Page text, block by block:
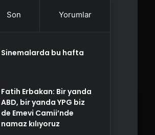
Son Yorumlar
Sinemalarda bu hafta
Fatih Erbakan: Bir yanda
ABD, bir yanda YPG biz
de Emevi Camii’nde
namaz kılıyoruz